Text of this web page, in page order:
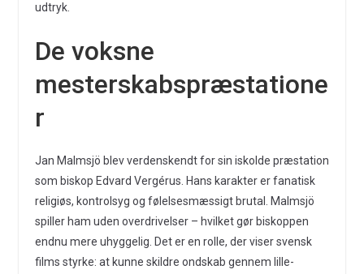
udtryk.
De voksne
mesterskabspræstatione
r
Jan Malmsjö blev verdenskendt for sin iskolde præstation
som biskop Edvard Vergérus. Hans karakter er fanatisk
religiøs, kontrolsyg og følelsesmæssigt brutal. Malmsjö
spiller ham uden overdrivelser – hvilket gør biskoppen
endnu mere uhyggelig. Det er en rolle, der viser svensk
films styrke: at kunne skildre ondskab gennem lille-